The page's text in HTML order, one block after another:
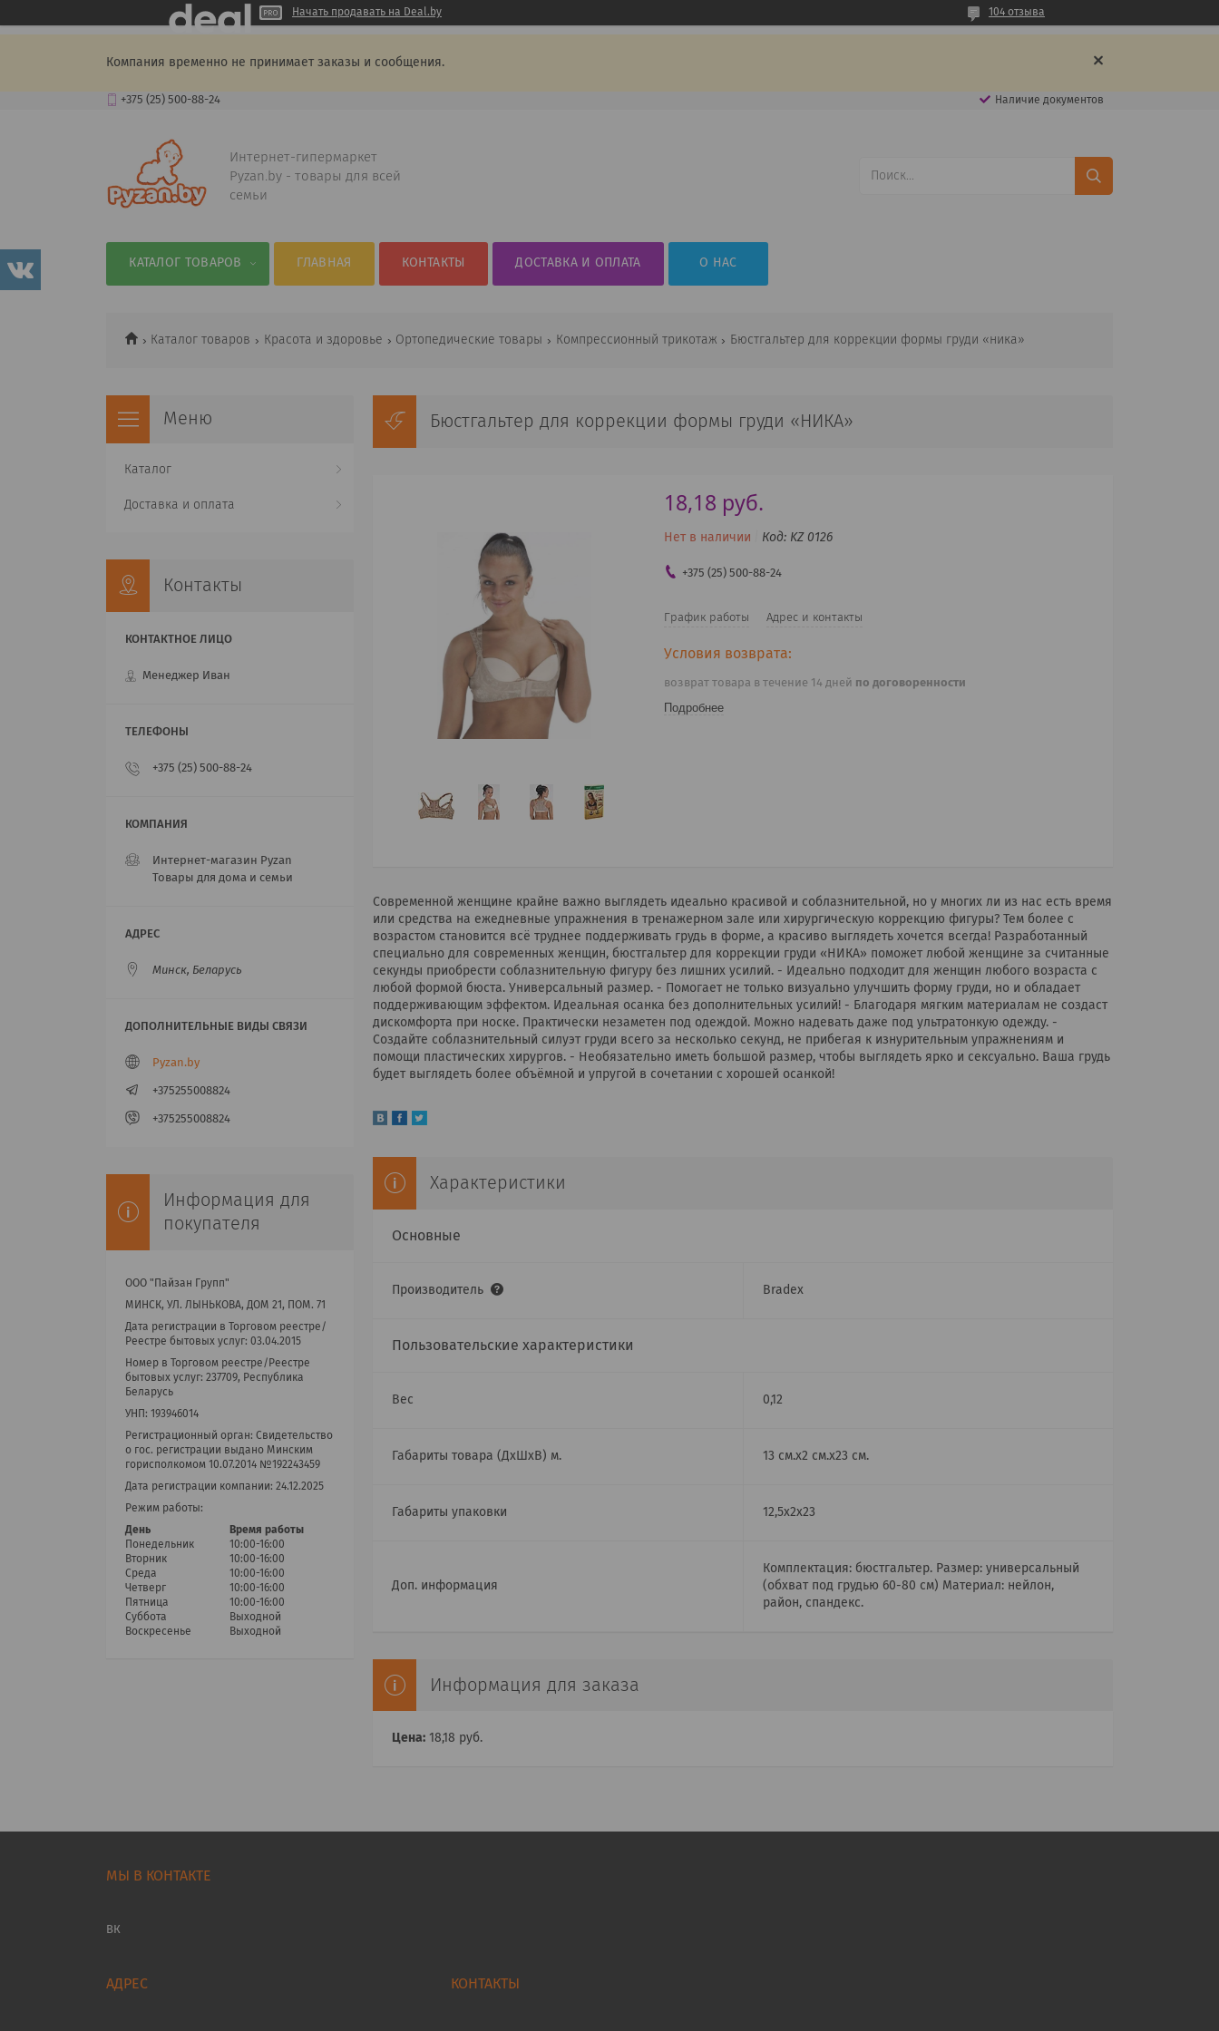
Начать продавать на Deal.by 104 отзыва
Компания временно не принимает заказы и сообщения.
+375 (25) 500-88-24 Наличие документов
Интернет-гипермаркет
Pyzan.by - товары для всей
семьи
КАТАЛОГ ТОВАРОВ ГЛАВНАЯ КОНТАКТЫ ДОСТАВКА И ОПЛАТА О НАС
Каталог товаров Красота и здоровье Ортопедические товары Компрессионный трикотаж Бюстгальтер для коррекции формы груди «ника»
Бюстгальтер для коррекции формы груди «НИКА»
18,18 руб.
Нет в наличии Код: KZ 0126
+375 (25) 500-88-24
График работы Адрес и контакты
возврат товара в течение 14 дней по договоренности
Подробнее
Современной женщине крайне важно выглядеть идеально красивой и соблазнительной, но у многих ли из нас есть время
или средства на ежедневные упражнения в тренажерном зале или хирургическую коррекцию фигуры? Тем более с
возрастом становится всё труднее поддерживать грудь в форме, а красиво выглядеть хочется всегда! Разработанный
специально для современных женщин, бюстгальтер для коррекции груди «НИКА» поможет любой женщине за считанные
секунды приобрести соблазнительную фигуру без лишних усилий. - Идеально подходит для женщин любого возраста с
любой формой бюста. Универсальный размер. - Помогает не только визуально улучшить форму груди, но и обладает
поддерживающим эффектом. Идеальная осанка без дополнительных усилий! - Благодаря мягким материалам не создаст
дискомфорта при носке. Практически незаметен под одеждой. Можно надевать даже под ультратонкую одежду. -
Создайте соблазнительный силуэт груди всего за несколько секунд, не прибегая к изнурительным упражнениям и
помощи пластических хирургов. - Необязательно иметь большой размер, чтобы выглядеть ярко и сексуально. Ваша грудь
будет выглядеть более объёмной и упругой в сочетании с хорошей осанкой!
Характеристики
Основные
Производитель Bradex
Пользовательские характеристики
Вес 0,12
Габариты товара (ДхШхВ) м. 13 см.x2 см.x23 см.
Габариты упаковки 12,5x2x23
Доп. информация
Комплектация: бюстгальтер. Размер: универсальный
(обхват под грудью 60-80 см) Материал: нейлон,
район, спандекс.
Информация для заказа
Цена: 18,18 руб.
Каталог
Доставка и оплата
Контакты
Менеджер Иван
+375 (25) 500-88-24
Интернет-магазин Pyzan
Товары для дома и семьи
Минск, Беларусь
Pyzan.by
+375255008824
+375255008824
Информация для
покупателя
ООО "Пайзан Групп"
МИНСК, УЛ. ЛЫНЬКОВА, ДОМ 21, ПОМ. 71
Дата регистрации в Торговом реестре/
Реестре бытовых услуг: 03.04.2015
Номер в Торговом реестре/Реестре
бытовых услуг: 237709, Республика
Беларусь
УНП: 193946014
Регистрационный орган: Cвидетельство
о гос. регистрации выдано Минским
горисполкомом 10.07.2014 №192243459
Дата регистрации компании: 24.12.2025
Режим работы:
День
Время работы
Понедельник
10:00-16:00
Вторник
10:00-16:00
Среда
10:00-16:00
Четверг
10:00-16:00
Пятница
10:00-16:00
Суббота
Выходной
Воскресенье
Выходной
МЫ В КОНТАКТЕ
ВК